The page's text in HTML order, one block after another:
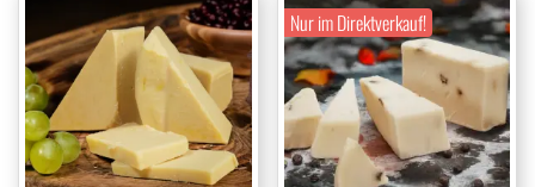
Nur im Direktverkauf!